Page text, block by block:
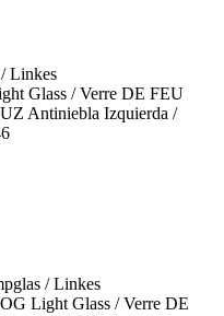
Linkes
Glass / Verre DE FEU
Antiniebla Izquierda /
/ Linkes
Light Glass / Verre DE